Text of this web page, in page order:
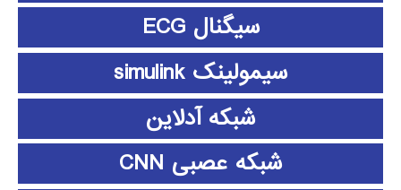
سیگنال ECG
سیمولینک simulink
شبکه آدلاین
شبکه عصبی CNN